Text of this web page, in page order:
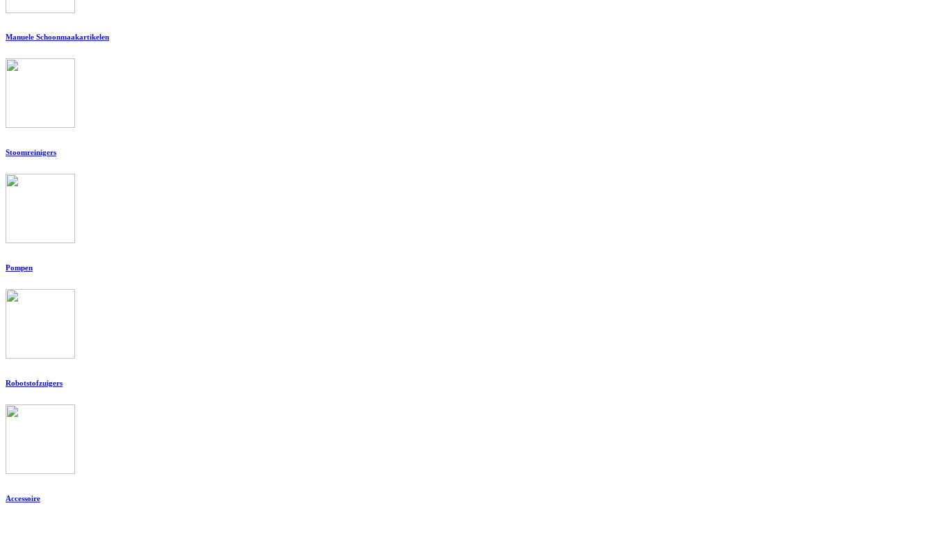
Manuele Schoonmaakartikelen
Stoomreinigers
Pompen
Robotstofzuigers
Accessoire